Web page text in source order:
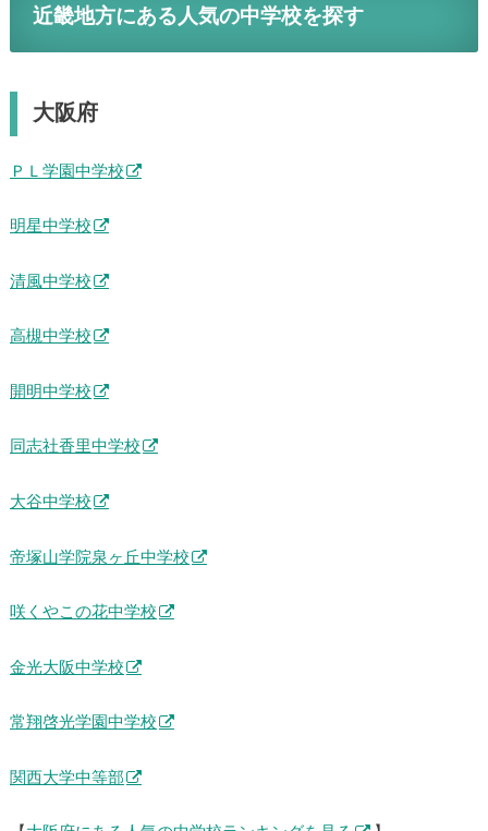
近畿地方にある人気の中学校を探す
大阪府
ＰＬ学園中学校
明星中学校
清風中学校
高槻中学校
開明中学校
同志社香里中学校
大谷中学校
帝塚山学院泉ヶ丘中学校
咲くやこの花中学校
金光大阪中学校
常翔啓光学園中学校
関西大学中等部